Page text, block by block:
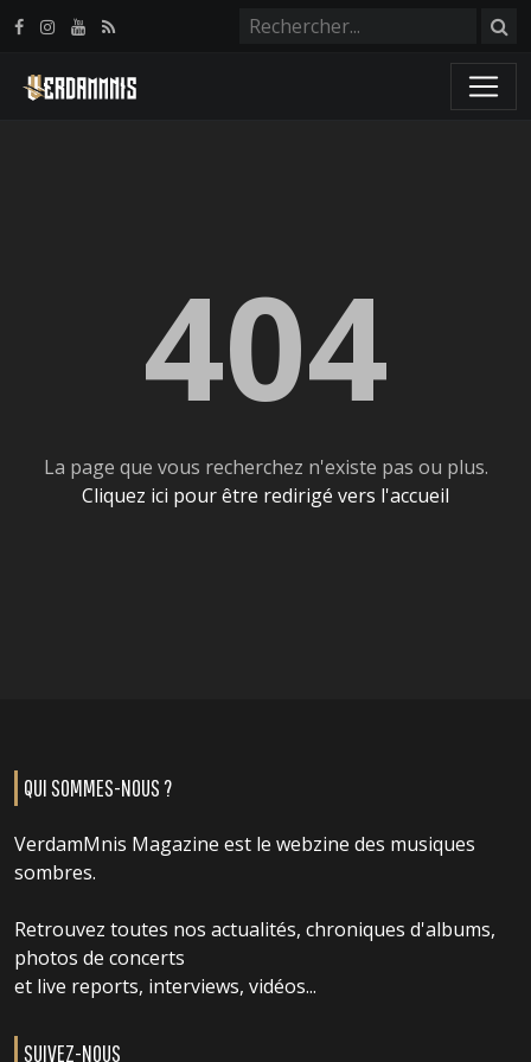
404
La page que vous recherchez n'existe pas ou plus.
Cliquez ici pour être redirigé vers l'accueil
QUI SOMMES-NOUS ?
VerdamMnis Magazine est le webzine des musiques
sombres.
Retrouvez toutes nos actualités, chroniques d'albums,
photos de concerts
et live reports, interviews, vidéos...
SUIVEZ-NOUS
Panneau de gestion des cookies